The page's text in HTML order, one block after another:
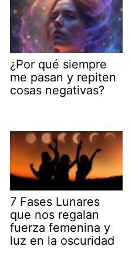
¿Por qué siempre
me pasan y repiten
cosas negativas?
7 Fases Lunares
que nos regalan
fuerza femenina y
luz en la oscuridad